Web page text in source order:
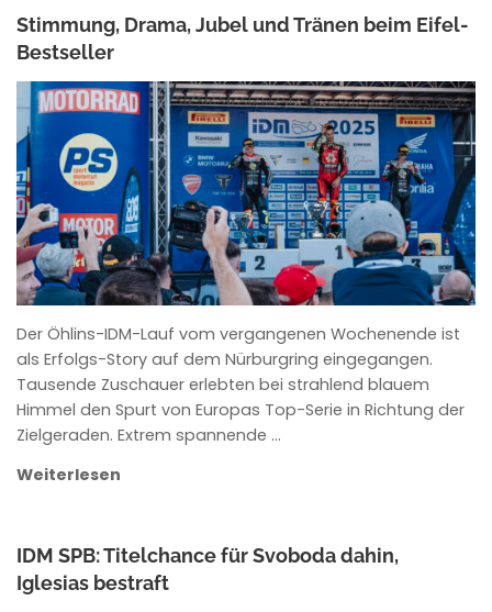
Stimmung, Drama, Jubel und Tränen beim Eifel-
Bestseller
ANKE WIECZOREK
Der Öhlins-IDM-Lauf vom vergangenen Wochenende ist
als Erfolgs-Story auf dem Nürburgring eingegangen.
Tausende Zuschauer erlebten bei strahlend blauem
Himmel den Spurt von Europas Top-Serie in Richtung der
Zielgeraden. Extrem spannende …
Weiterlesen
IDM SPB: Titelchance für Svoboda dahin,
Iglesias bestraft